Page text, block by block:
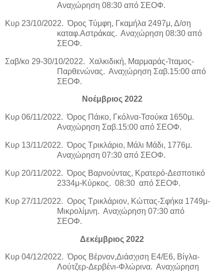
Αναχώρηση 08:30 από ΣΕΟΦ.
Κυρ 23/10/2022. Όρος Τύμφη, Γκαμήλα 2497μ, Δ/ση
καταφ.Αστράκας. Αναχώρηση 08:30 από
ΣΕΟΦ.
Σαβ/κο 29-30/10/2022. Χαλκιδική, Μαρμαράς-Ίταμος-
Παρθενώνας. Αναχώρηση Σαβ.15:00 από
ΣΕΟΦ.
Νοέμβριος 2022
Κυρ 06/11/2022. Όρος Πάικο, Γκόλνα-Τσούκα 1650μ.
Αναχώρηση Σαβ.15:00 από ΣΕΟΦ.
Κυρ 13/11/2022. Όρος Τρικλάριο, Μάλι Μάδι, 1776μ.
Αναχώρηση 07:30 από ΣΕΟΦ.
Κυρ 20/11/2022. Όρος Βαρνούντας, Κρατερό-Δεσποτικό
2334μ-Κύρκος. 08:30 από ΣΕΟΦ.
Κυρ 27/11/2022. Ορος Τρικλάριον, Κώττας-Σφήκα 1749μ-
Μικρολίμνη. Αναχώρηση 07:30 από
ΣΕΟΦ.
Δεκέμβριος 2022
Κυρ 04/12/2022. Όρος Βέρνον,Διάσχιση Ε4/Ε6, Βίγλα-
Λούτζερ-Δερβένι-Φλώρινα. Αναχώρηση